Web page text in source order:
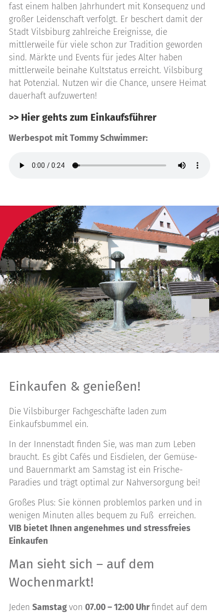
fast einem halben Jahrhundert mit Konsequenz und
großer Leidenschaft verfolgt. Er beschert damit der
Stadt Vilsbiburg zahlreiche Ereignisse, die
mittlerweile für viele schon zur Tradition geworden
sind. Märkte und Events für jedes Alter haben
mittlerweile beinahe Kultstatus erreicht. Vilsbiburg
hat Potenzial. Nutzen wir die Chance, unsere Heimat
dauerhaft aufzuwerten!
>> Hier gehts zum Einkaufsführer
Werbespot mit Tommy Schwimmer:
Einkaufen & genießen!
Die Vilsbiburger Fachgeschäfte laden zum
Einkaufsbummel ein.
In der Innenstadt finden Sie, was man zum Leben
braucht. Es gibt Cafés und Eisdielen, der Gemüse-
und Bauernmarkt am Samstag ist ein Frische-
Paradies und trägt optimal zur Nahversorgung bei!
Großes Plus: Sie können problemlos parken und in
wenigen Minuten alles bequem zu Fuß erreichen.
VIB bietet Ihnen angenehmes und stressfreies
Einkaufen
Man sieht sich – auf dem
Wochenmarkt!
Jeden Samstagvon 07.00 – 12:00 Uhrfindet auf dem